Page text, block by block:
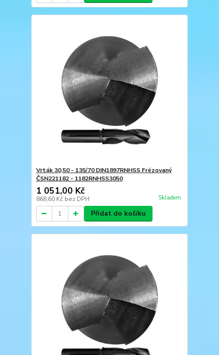
Vrták 30,50 - 135/70 DIN1897RNHSS Frézovaný
ČSN221182 - 1182RNHSS3050
1 051,00 Kč
868,60 Kč bez DPH Skladem
Přidat do košíku